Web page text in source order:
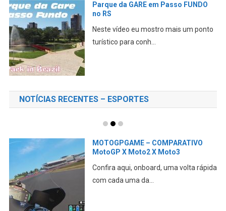
Parque da GARE em Passo FUNDO
no RS
Neste vídeo eu mostro mais um ponto
turístico para conh...
NOTÍCIAS RECENTES – ESPORTES
MOTOGPGAME – COMPARATIVO
MotoGP X Moto2 X Moto3
Confira aqui, onboard, uma volta rápida
com cada uma da...